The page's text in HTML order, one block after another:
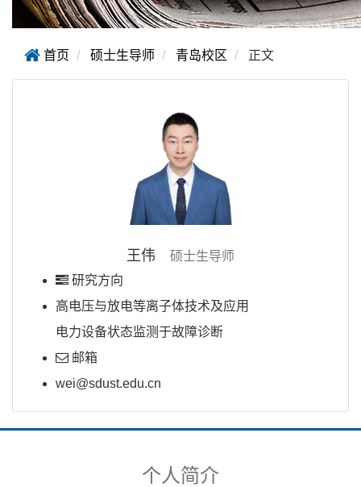
首页 硕士生导师 青岛校区 正文
王伟 硕士生导师
研究方向
高电压与放电等离子体技术及应用
电力设备状态监测于故障诊断
邮箱
wei@sdust.edu.cn
个人简介